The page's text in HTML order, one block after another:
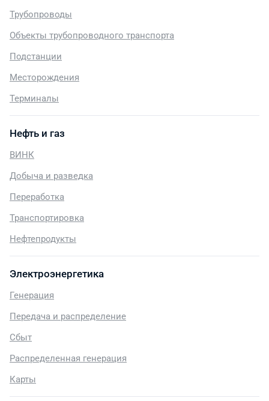
Трубопроводы
Объекты трубопроводного транспорта
Подстанции
Месторождения
Терминалы
Нефть и газ
ВИНК
Добыча и разведка
Переработка
Транспортировка
Нефтепродукты
Электроэнергетика
Генерация
Передача и распределение
Сбыт
Распределенная генерация
Карты